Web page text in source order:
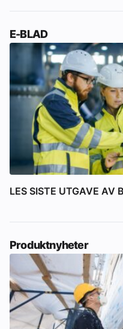
E-BLAD
LES SISTE UTGAVE AV
Produktnyheter